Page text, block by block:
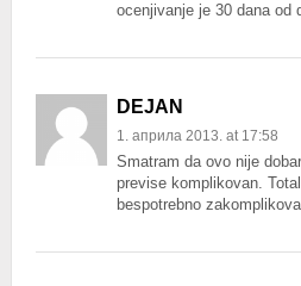
ocenjivanje je 30 dana od
DEJAN
1. априла 2013. at 17:58
Smatram da ovo nije
previse komplikovan.
bespotrebno